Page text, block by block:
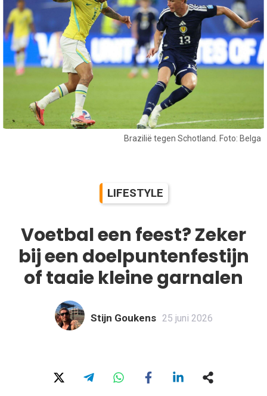
Brazilië tegen Schotland. Foto: Belga
LIFESTYLE
Voetbal een feest? Zeker
bij een doelpuntenfestijn
of taaie kleine garnalen
Stijn Goukens 25 juni 2026